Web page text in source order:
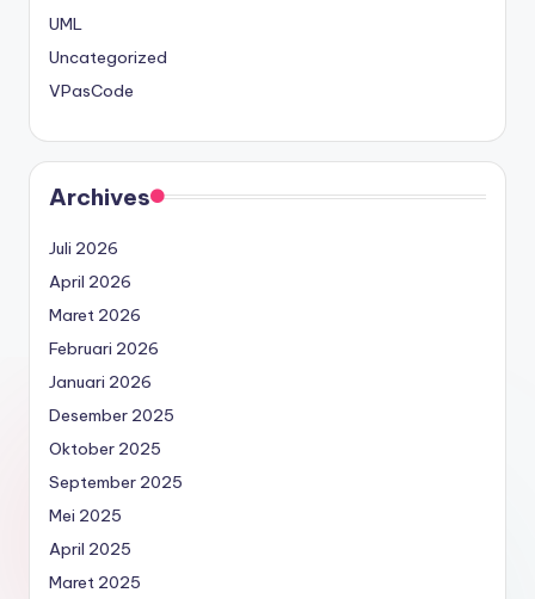
UML
Uncategorized
VPasCode
Archives
Juli 2026
April 2026
Maret 2026
Februari 2026
Januari 2026
Desember 2025
Oktober 2025
September 2025
Mei 2025
April 2025
Maret 2025